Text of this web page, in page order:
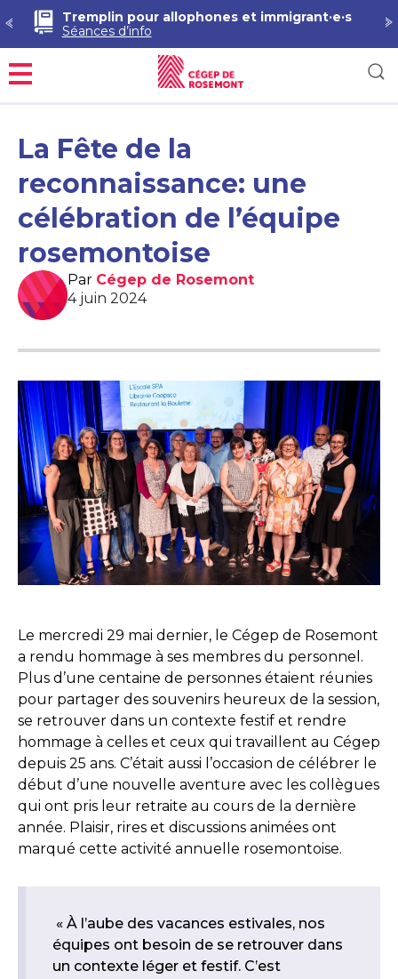
Tremplin pour allophones et immigrant·e·s
Séances d’info
Menu
La Fête de la
reconnaissance: une
célébration de l’équipe
rosemontoise
Par Cégep de Rosemont
4 juin 2024
Le mercredi 29 mai dernier, le Cégep de Rosemont
a rendu hommage à ses membres du personnel.
Plus d’une centaine de personnes étaient réunies
pour partager des souvenirs heureux de la session,
se retrouver dans un contexte festif et rendre
hommage à celles et ceux qui travaillent au Cégep
depuis 25 ans. C’était aussi l’occasion de célébrer le
début d’une nouvelle aventure avec les collègues
qui ont pris leur retraite au cours de la dernière
année. Plaisir, rires et discussions animées ont
marqué cette activité annuelle rosemontoise.
« À l’aube des vacances estivales, nos
équipes ont besoin de se retrouver dans
un contexte léger et festif. C’est